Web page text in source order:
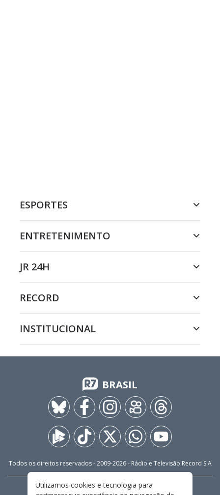
ESPORTES
ENTRETENIMENTO
JR 24H
RECORD
INSTITUCIONAL
BRASIL
Todos os direitos reservados - 2009-2026- Rádio e Televisão Record S.A
FALE CONOSCO PRIVACIDADE
Utilizamos cookies e tecnologia para